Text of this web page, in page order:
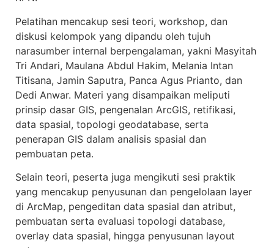
Pelatihan mencakup sesi teori, workshop, dan
diskusi kelompok yang dipandu oleh tujuh
narasumber internal berpengalaman, yakni Masyitah
Tri Andari, Maulana Abdul Hakim, Melania Intan
Titisana, Jamin Saputra, Panca Agus Prianto, dan
Dedi Anwar. Materi yang disampaikan meliputi
prinsip dasar GIS, pengenalan ArcGIS, retifikasi,
data spasial, topologi geodatabase, serta
penerapan GIS dalam analisis spasial dan
pembuatan peta.
Selain teori, peserta juga mengikuti sesi praktik
yang mencakup penyusunan dan pengelolaan layer
di ArcMap, pengeditan data spasial dan atribut,
pembuatan serta evaluasi topologi database,
overlay data spasial, hingga penyusunan layout